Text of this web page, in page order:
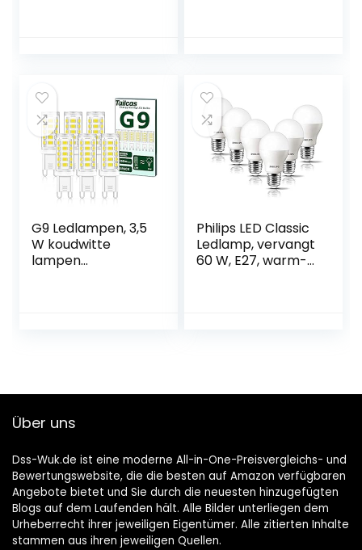
G9 Ledlampen, 3,5
W koudwitte
lampen
dimbaar, geen
lichthoek,
stuks
Philips LED Classic
Ledlamp, vervangt
60 W, E27, warm-
Über uns
Dss-Wuk.de ist eine moderne All-in-One-Preisvergleichs- und
Bewertungswebsite, die die besten auf Amazon verfügbaren
Angebote bietet und Sie durch die neuesten hinzugefügten
Blogs auf dem Laufenden hält. Alle Bilder unterliegen dem
Urheberrecht ihrer jeweiligen Eigentümer. Alle zitierten Inhalte
stammen aus ihren jeweiligen Quellen.